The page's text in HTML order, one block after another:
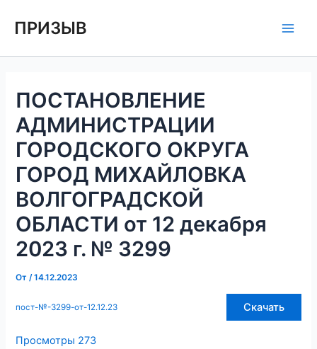
ПРИЗЫВ
ПОСТАНОВЛЕНИЕ
АДМИНИСТРАЦИИ
ГОРОДСКОГО ОКРУГА
ГОРОД МИХАЙЛОВКА
ВОЛГОГРАДСКОЙ
ОБЛАСТИ от 12 декабря
2023 г. № 3299
От /14.12.2023
пост-№-3299-от-12.12.23 Скачать
Просмотры 273
по